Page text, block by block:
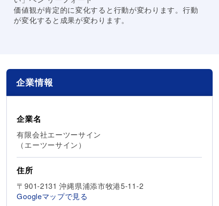
価値観が肯定的に変化すると行動が変わります。行動
が変化すると成果が変わります。
企業情報
企業名
有限会社エーツーサイン
（エーツーサイン）
住所
〒901-2131 沖縄県浦添市牧港5-11-2
Googleマップで見る